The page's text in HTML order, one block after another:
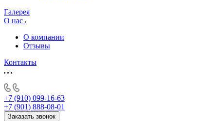
Галерея
О нас
О компании
Отзывы
Контакты
+7 (910) 099-16-63
+7 (901) 888-08-01
Заказать звонок